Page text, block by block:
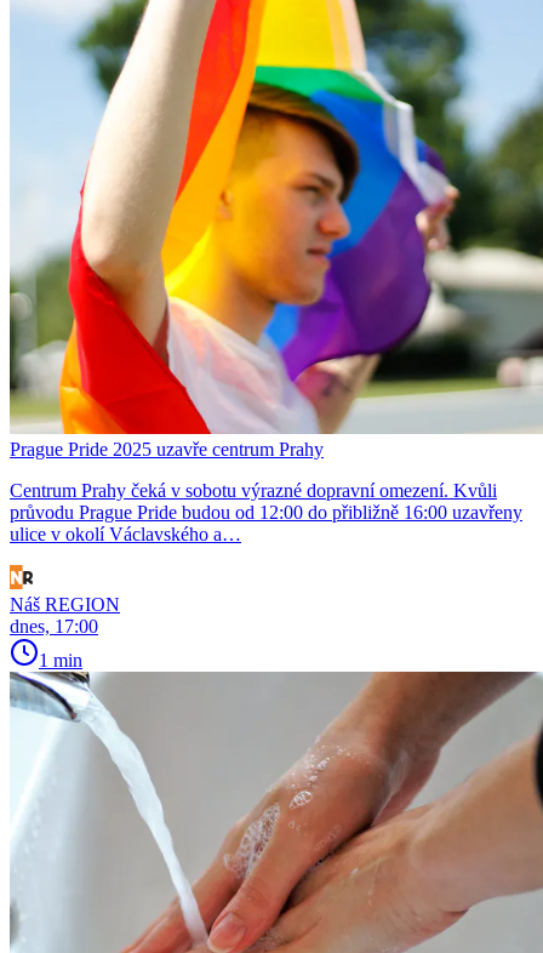
Prague Pride 2025 uzavře centrum Prahy
Centrum Prahy čeká v sobotu výrazné dopravní omezení. Kvůli
průvodu Prague Pride budou od 12:00 do přibližně 16:00 uzavřeny
ulice v okolí Václavského a…
Náš REGION
dnes, 17:00
1 min